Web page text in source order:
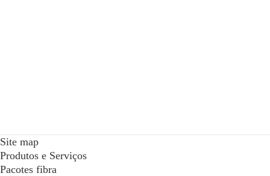
Site map
Produtos e Serviços
Pacotes fibra